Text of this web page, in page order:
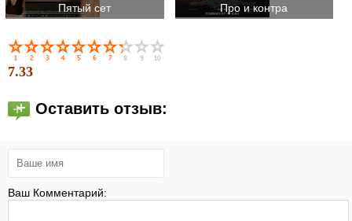
Пятый сет Про и контра
7.33
Оставить отзыв:
Ваш Комментарий: